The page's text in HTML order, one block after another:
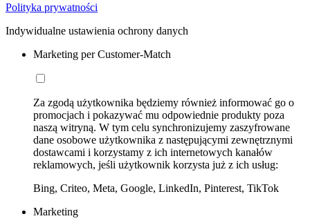
Polityka prywatności
Indywidualne ustawienia ochrony danych
Marketing per Customer-Match
Za zgodą użytkownika będziemy również informować go o
promocjach i pokazywać mu odpowiednie produkty poza
naszą witryną. W tym celu synchronizujemy zaszyfrowane
dane osobowe użytkownika z następującymi zewnętrznymi
dostawcami i korzystamy z ich internetowych kanałów
reklamowych, jeśli użytkownik korzysta już z ich usług:
Bing, Criteo, Meta, Google, LinkedIn, Pinterest, TikTok
Marketing